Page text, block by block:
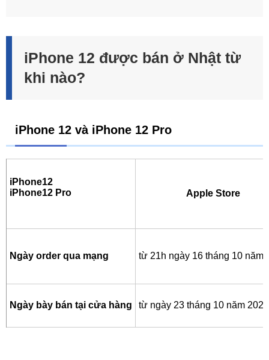
iPhone 12 được bán ở Nhật từ
khi nào?
iPhone 12 và iPhone 12 Pro
iPhone12
iPhone12 Pro
Apple Store
Ngày order qua mạng từ 21h ngày 16 tháng 10 năm
Ngày bày bán tại cửa hàng từ ngày 23 tháng 10 năm 2020